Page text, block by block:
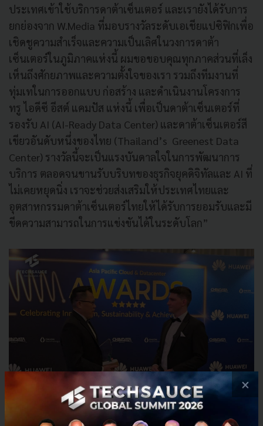
ประเทศเข้าใช้บริการดาต้าเซ็นเตอร์ และเรายังได้รับการ
ยกย่องจาก W.Media ที่มอบรางวัลระดับเอเชียแปซิฟิกเพื่อ
เชิดชูความสำเร็จและความเป็นเลิศในวงการดาต้า
เซ็นเตอร์ในภูมิภาคแห่งนี้ ผมขอขอบคุณทุกภาคส่วนที่เล็ง
เห็นถึงศักยภาพและความตั้งใจของเรา รวมถึงทีมงานที่
ทุ่มเทในการออกแบบ ก่อสร้าง และดำเนินงานโครงการ
ทรู ไอดีซี อีสต์ แคมปัส แห่งนี้ เพื่อเป็นดาต้าเซ็นเตอร์ที่
รองรับ AI (AI-Ready Data Center) และดาต้าเซ็นเตอร์สี
เขียวอันดับหนึ่งของไทย (Thailand’s Greenest Data
Center) รางวัลนี้จะเป็นแรงบันดาลใจในการพัฒนาการ
บริการ ตลอดจนขานรับบริบทของธุรกิจยุคดิจิทัลและ AI ที่
ไม่เคยหยุดนิ่ง เราจะช่วยส่งเสริมให้ประเทศไทยและ
อุตสาหกรรมดาต้าเซ็นเตอร์ไทยให้ได้รับการยอมรับและมี
ขีดความสามารถในการแข่งขันได้ในระดับโลก”
×